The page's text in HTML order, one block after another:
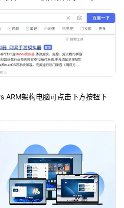
ARM架构电脑可点击下方按钮下